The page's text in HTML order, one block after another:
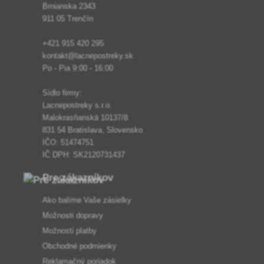
Brnianska 2343
911 05 Trenčín
+421 915 420 295
kontakt@lacnepostreky.sk
Po - Pia 9:00 - 16:00
Sídlo firmy:
Lacnepostreky s.r.o.
Malokrasňanská 10137/8
831 54 Bratislava, Slovensko
IČO: 51474751
IČ DPH: SK2120731437
Pre zákazníkov
Ako balíme Vaše zásielky
Možnosti dopravy
Možnosti platby
Obchodné podmienky
Reklamačný poriadok